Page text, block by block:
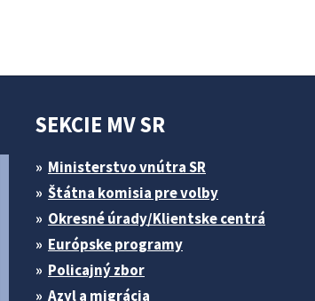
SEKCIE MV SR
Ministerstvo vnútra SR
Štátna komisia pre volby
Okresné úrady/Klientske centrá
Európske programy
Policajný zbor
Azyl a migrácia